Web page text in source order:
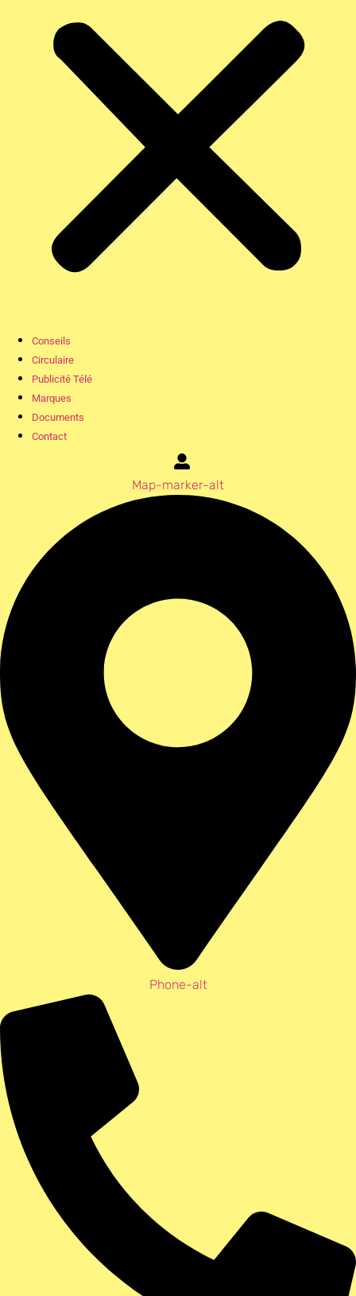
Conseils
Circulaire
Publicité Télé
Marques
Documents
Contact
Map-marker-alt
Phone-alt